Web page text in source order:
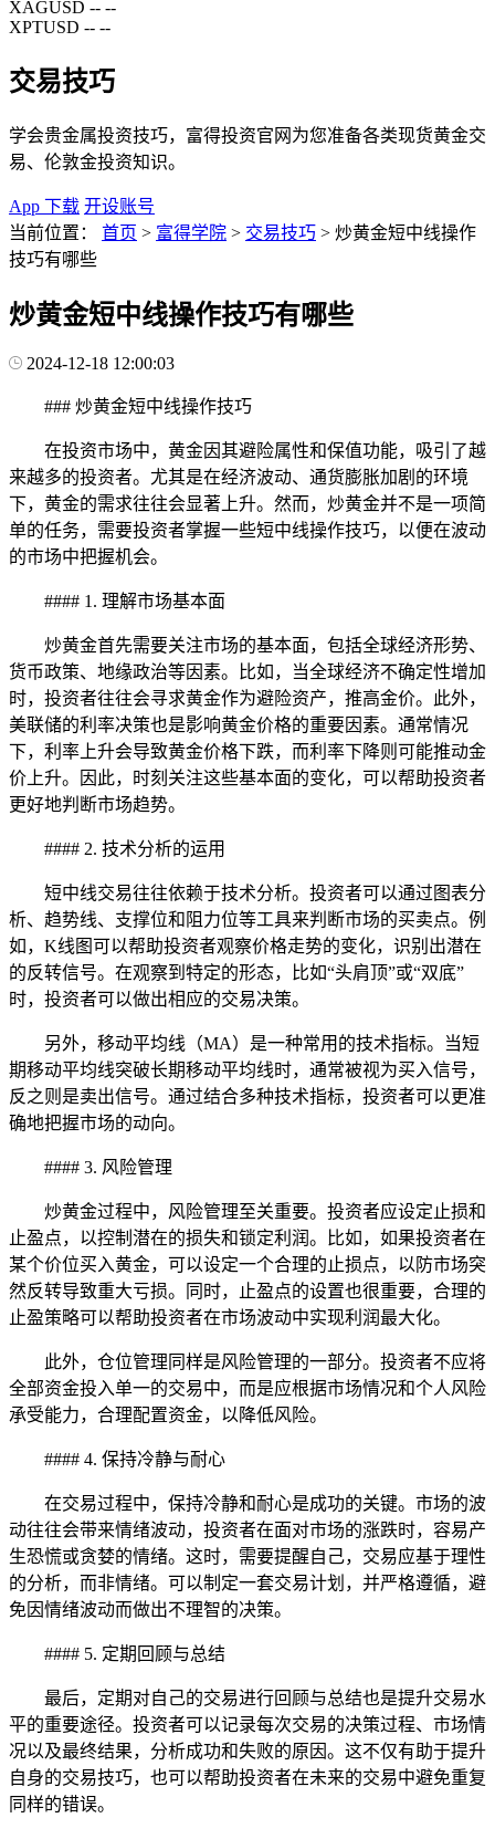
XAGUSD -- --
XPTUSD -- --
交易技巧
学会贵金属投资技巧，富得投资官网为您准备各类现货黄金交
易、伦敦金投资知识。
App 下载 开设账号
当前位置：
首页 > 富得学院 > 交易技巧 > 炒黄金短中线操作
技巧有哪些
炒黄金短中线操作技巧有哪些
2024-12-18 12:00:03
### 炒黄金短中线操作技巧
在投资市场中，黄金因其避险属性和保值功能，吸引了越
来越多的投资者。尤其是在经济波动、通货膨胀加剧的环境
下，黄金的需求往往会显著上升。然而，炒黄金并不是一项简
单的任务，需要投资者掌握一些短中线操作技巧，以便在波动
的市场中把握机会。
#### 1. 理解市场基本面
炒黄金首先需要关注市场的基本面，包括全球经济形势、
货币政策、地缘政治等因素。比如，当全球经济不确定性增加
时，投资者往往会寻求黄金作为避险资产，推高金价。此外，
美联储的利率决策也是影响黄金价格的重要因素。通常情况
下，利率上升会导致黄金价格下跌，而利率下降则可能推动金
价上升。因此，时刻关注这些基本面的变化，可以帮助投资者
更好地判断市场趋势。
#### 2. 技术分析的运用
短中线交易往往依赖于技术分析。投资者可以通过图表分
析、趋势线、支撑位和阻力位等工具来判断市场的买卖点。例
如，K线图可以帮助投资者观察价格走势的变化，识别出潜在
的反转信号。在观察到特定的形态，比如“头肩顶”或“双底”
时，投资者可以做出相应的交易决策。
另外，移动平均线（MA）是一种常用的技术指标。当短
期移动平均线突破长期移动平均线时，通常被视为买入信号，
反之则是卖出信号。通过结合多种技术指标，投资者可以更准
确地把握市场的动向。
#### 3. 风险管理
炒黄金过程中，风险管理至关重要。投资者应设定止损和
止盈点，以控制潜在的损失和锁定利润。比如，如果投资者在
某个价位买入黄金，可以设定一个合理的止损点，以防市场突
然反转导致重大亏损。同时，止盈点的设置也很重要，合理的
止盈策略可以帮助投资者在市场波动中实现利润最大化。
此外，仓位管理同样是风险管理的一部分。投资者不应将
全部资金投入单一的交易中，而是应根据市场情况和个人风险
承受能力，合理配置资金，以降低风险。
#### 4. 保持冷静与耐心
在交易过程中，保持冷静和耐心是成功的关键。市场的波
动往往会带来情绪波动，投资者在面对市场的涨跌时，容易产
生恐慌或贪婪的情绪。这时，需要提醒自己，交易应基于理性
的分析，而非情绪。可以制定一套交易计划，并严格遵循，避
免因情绪波动而做出不理智的决策。
#### 5. 定期回顾与总结
最后，定期对自己的交易进行回顾与总结也是提升交易水
平的重要途径。投资者可以记录每次交易的决策过程、市场情
况以及最终结果，分析成功和失败的原因。这不仅有助于提升
自身的交易技巧，也可以帮助投资者在未来的交易中避免重复
同样的错误。